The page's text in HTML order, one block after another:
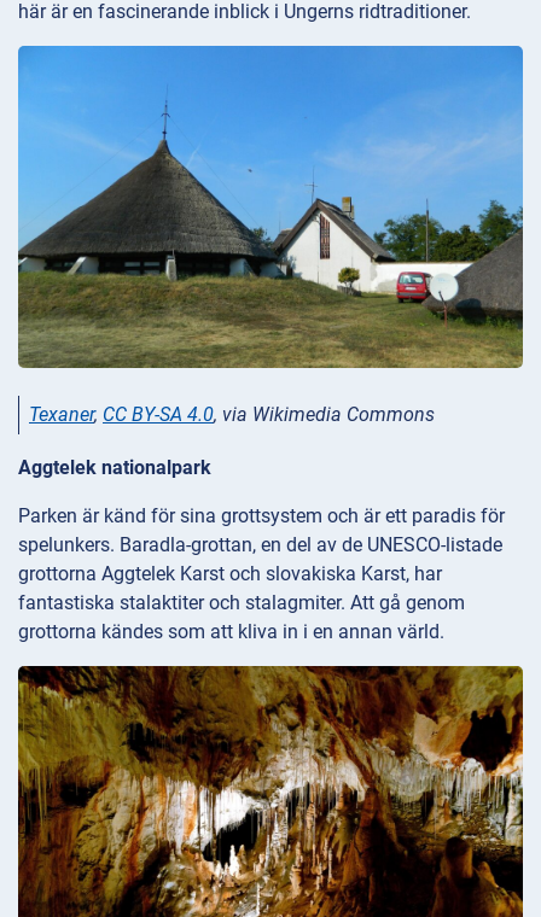
här är en fascinerande inblick i Ungerns ridtraditioner.
Texaner, CC BY-SA 4.0, via Wikimedia Commons
Aggtelek nationalpark
Parken är känd för sina grottsystem och är ett paradis för
spelunkers. Baradla-grottan, en del av de UNESCO-listade
grottorna Aggtelek Karst och slovakiska Karst, har
fantastiska stalaktiter och stalagmiter. Att gå genom
grottorna kändes som att kliva in i en annan värld.